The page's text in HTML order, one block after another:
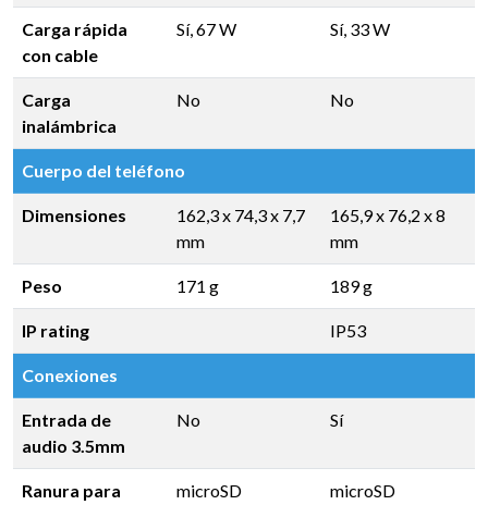
Carga rápida
con cable
Sí, 67 W Sí, 33 W
Carga
inalámbrica
No No
Cuerpo del teléfono
Dimensiones
162,3 x 74,3 x 7,7
mm
165,9 x 76,2 x 8
mm
Peso 171 g 189 g
IP rating IP53
Conexiones
Entrada de
audio 3.5mm
No Sí
Ranura para
microSD microSD